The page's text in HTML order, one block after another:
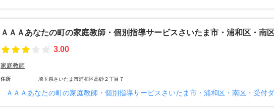
ＡＡＡあなたの町の家庭教師・個別指導サービスさいたま市・浦和区・南
3.00
家庭教師
住所 埼玉県さいたま市浦和区高砂２丁目７
ＡＡＡあなたの町の家庭教師・個別指導サービスさいたま市・浦和区・南区・受付